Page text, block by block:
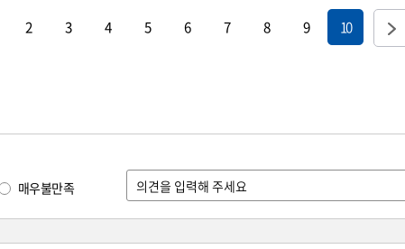
2 3 4 5 6 7 8 9 10
매우불만족